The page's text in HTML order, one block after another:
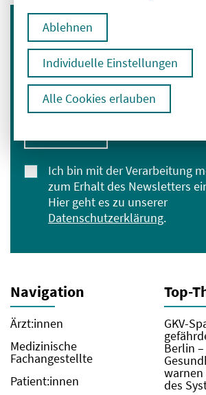
Ablehnen
Individuelle Einstellungen
Alle Cookies erlauben
Immer informiert bleiben
Melden Sie sich für unseren
E-Mail-Adresse eingeben
Ich bin mit der Verarbeitung
zum Erhalt des Newsletters
Hier geht es zu unserer
Datenschutzerklärung.
Navigation
Ärzt:innen
Medizinische
Fachangestellte
Patient:innen
Top-
GKV-
Berlin –
des